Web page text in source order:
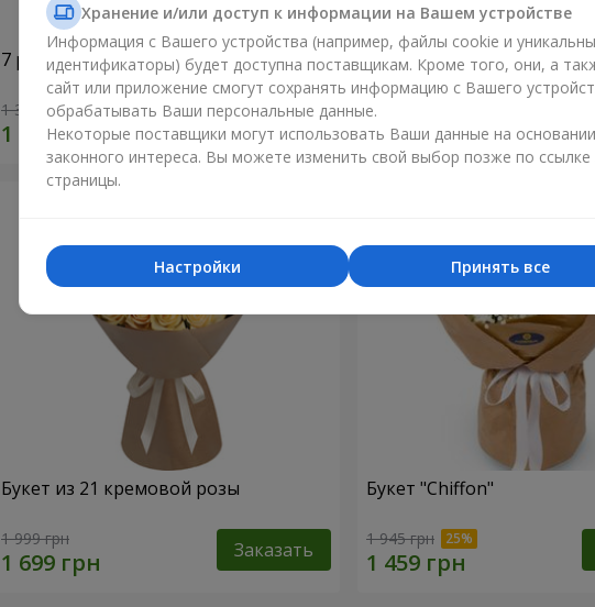
7 ромашковых хризантем
1 364 грн Заказать
Монобукет из 11 красных
1 374 грн
Букет из 21 кремовой розы
1 999 грн Заказать
Букет "Chiffon"
1 945 грн
Хранение и/или доступ к информации на Вашем устройстве
Информация с Вашего устройства (например, файлы cookie и
идентификаторы) будет доступна поставщикам. Кроме того, они, а
сайт или приложение смогут сохранять информацию с Вашего
обрабатывать Ваши персональные данные.
Некоторые поставщики могут использовать Ваши данные на основании
законного интереса. Вы можете изменить свой выбор позже по ссылке
страницы.
Принять все
Настройки